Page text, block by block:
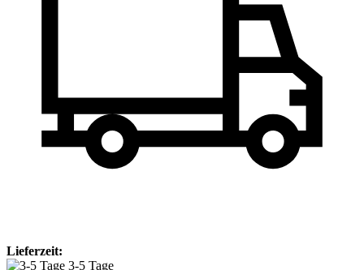
Lieferzeit:
3-5 Tage